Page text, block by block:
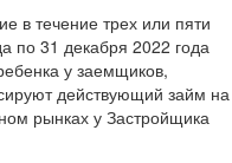
в течение трех или пяти
по 31 декабря 2022 года
у заемщиков,
действующий займ на
рынках у Застройщика